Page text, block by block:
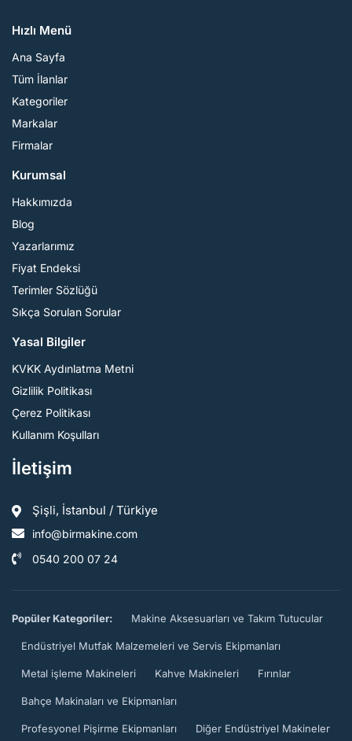
Hızlı Menü
Ana Sayfa
Tüm İlanlar
Kategoriler
Markalar
Firmalar
Kurumsal
Hakkımızda
Blog
Yazarlarımız
Fiyat Endeksi
Terimler Sözlüğü
Sıkça Sorulan Sorular
Yasal Bilgiler
KVKK Aydınlatma Metni
Gizlilik Politikası
Çerez Politikası
Kullanım Koşulları
İletişim
Şişli, İstanbul / Türkiye
info@birmakine.com
0540 200 07 24
Popüler Kategoriler: Makine Aksesuarları ve Takım Tutucular
Endüstriyel Mutfak Malzemeleri ve Servis Ekipmanları
Metal işleme Makineleri Kahve Makineleri Fırınlar
Bahçe Makinaları ve Ekipmanları
Profesyonel Pişirme Ekipmanları Diğer Endüstriyel Makineler